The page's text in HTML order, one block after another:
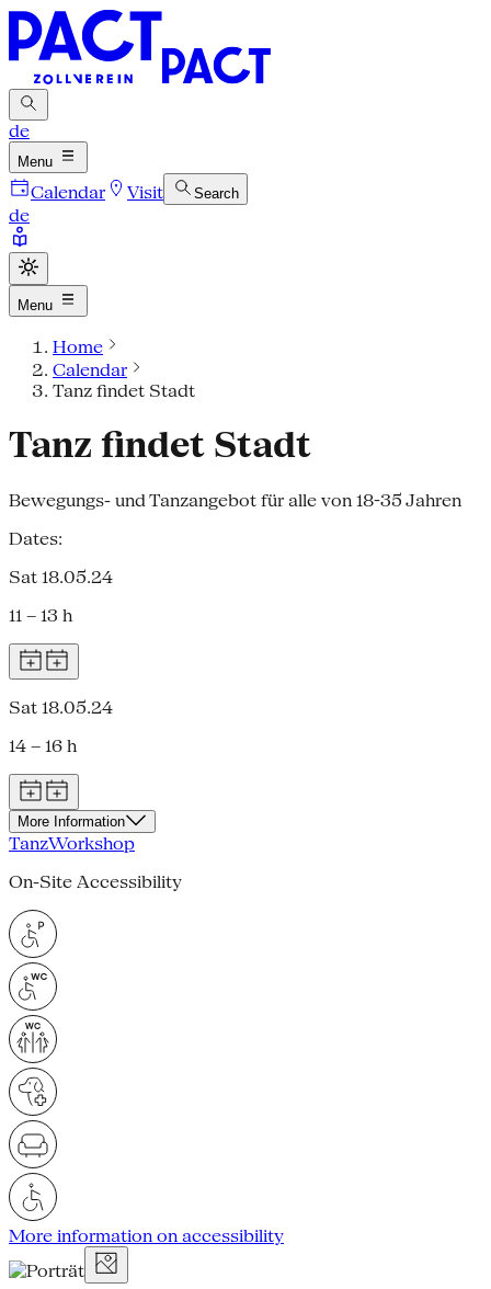
de
Menu
Calendar Visit Search
de
Menu
Home
Calendar
Tanz findet Stadt
Tanz findet Stadt
Bewegungs- und Tanzangebot für alle von 18-35 Jahren
Dates:
Sat 18.05.24
11 – 13 h
Sat 18.05.24
14 – 16 h
More Information
TanzWorkshop
On-Site Accessibility
More information on accessibility